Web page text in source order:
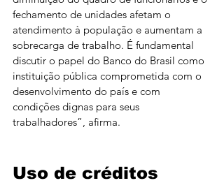
fechamento de unidades afetam o
atendimento à população e aumentam a
sobrecarga de trabalho. É fundamental
discutir o papel do Banco do Brasil como
instituição pública comprometida com o
desenvolvimento do país e com
condições dignas para seus
trabalhadores”, afirma.
Uso de créditos